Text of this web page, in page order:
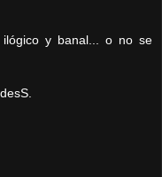
y banal... o no se